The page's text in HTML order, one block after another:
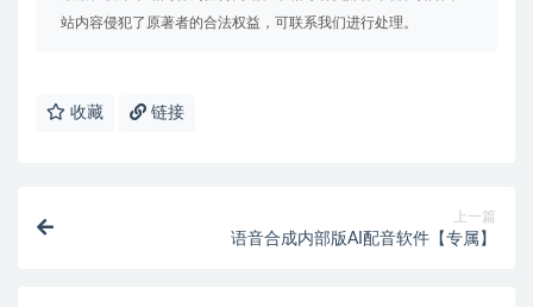
站内容侵犯了原著者的合法权益，可联系我们进行处理。
收藏 链接
上一篇
语音合成内部版AI配音软件【专属】